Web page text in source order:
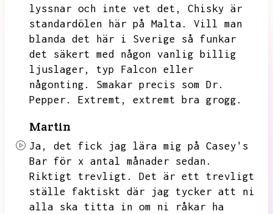
lyssnar och inte vet det,
Chisky är
standardölen här på Malta.
Vill man
blanda det här i Sverige så funkar
det säkert med någon vanlig billig
ljuslager,
typ Falcon eller
någonting.
Smakar precis som Dr.
Pepper.
Extremt, extremt bra grogg.
Martin
Ja,
det fick jag lära mig på Casey's
Bar för x antal månader sedan.
Riktigt trevligt.
Det är ett trevligt
ställe faktiskt där jag tycker att ni
alla ska titta in om ni råkar ha